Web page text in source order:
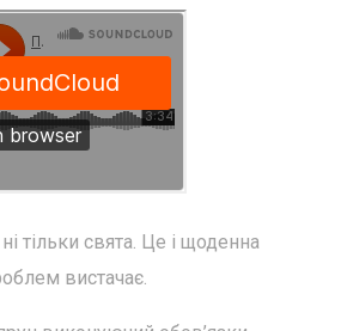
тільки свята. Це і щоденна
вистачає.